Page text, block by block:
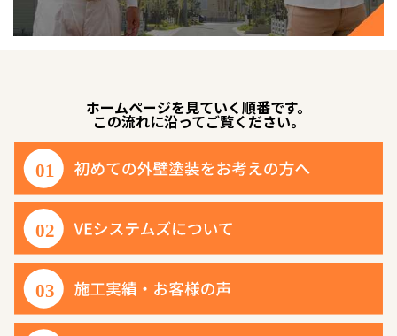
ホームページを見ていく順番です。
この流れに沿ってご覧ください。